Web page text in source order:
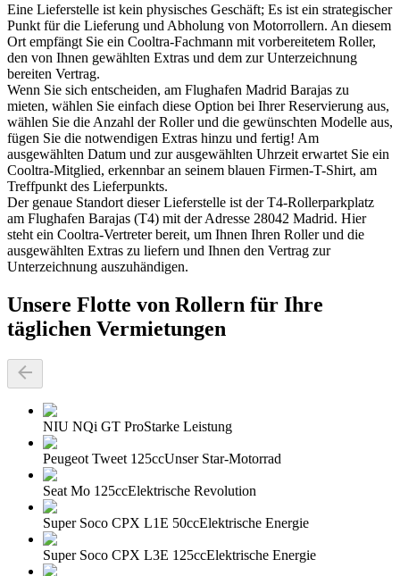
Eine Lieferstelle ist kein physisches Geschäft; Es ist ein strategischer
Punkt für die Lieferung und Abholung von Motorrollern. An diesem
Ort empfängt Sie ein Cooltra-Fachmann mit vorbereitetem Roller,
den von Ihnen gewählten Extras und dem zur Unterzeichnung
bereiten Vertrag.
Wenn Sie sich entscheiden, am Flughafen Madrid Barajas zu
mieten, wählen Sie einfach diese Option bei Ihrer Reservierung aus,
wählen Sie die Anzahl der Roller und die gewünschten Modelle aus,
fügen Sie die notwendigen Extras hinzu und fertig! Am
ausgewählten Datum und zur ausgewählten Uhrzeit erwartet Sie ein
Cooltra-Mitglied, erkennbar an seinem blauen Firmen-T-Shirt, am
Treffpunkt des Lieferpunkts.
Der genaue Standort dieser Lieferstelle ist der T4-Rollerparkplatz
am Flughafen Barajas (T4) mit der Adresse 28042 Madrid. Hier
steht ein Cooltra-Vertreter bereit, um Ihnen Ihren Roller und die
ausgewählten Extras zu liefern und Ihnen den Vertrag zur
Unterzeichnung auszuhändigen.
Unsere Flotte von Rollern für Ihre
täglichen Vermietungen
NIU NQi GT ProStarke Leistung
Peugeot Tweet 125ccUnser Star-Motorrad
Seat Mo 125ccElektrische Revolution
Super Soco CPX L1E 50ccElektrische Energie
Super Soco CPX L3E 125ccElektrische Energie